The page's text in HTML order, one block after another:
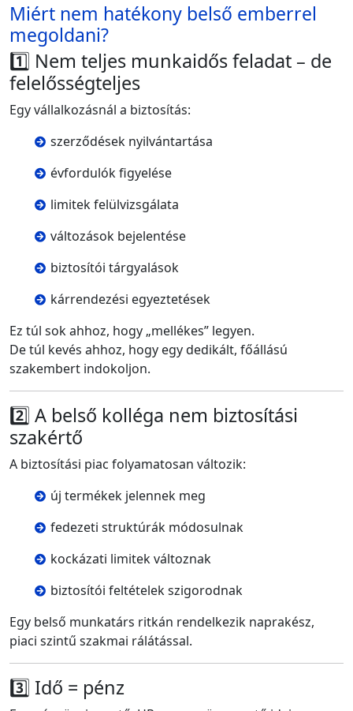
Miért nem hatékony belső emberrel
megoldani?
1️⃣ Nem teljes munkaidős feladat – de
felelősségteljes
Egy vállalkozásnál a biztosítás:
szerződések nyilvántartása
évfordulók figyelése
limitek felülvizsgálata
változások bejelentése
biztosítói tárgyalások
kárrendezési egyeztetések
Ez túl sok ahhoz, hogy „mellékes” legyen.
De túl kevés ahhoz, hogy egy dedikált, főállású
szakembert indokoljon.
2️⃣ A belső kolléga nem biztosítási
szakértő
A biztosítási piac folyamatosan változik:
új termékek jelennek meg
fedezeti struktúrák módosulnak
kockázati limitek változnak
biztosítói feltételek szigorodnak
Egy belső munkatárs ritkán rendelkezik naprakész,
piaci szintű szakmai rálátással.
3️⃣ Idő = pénz